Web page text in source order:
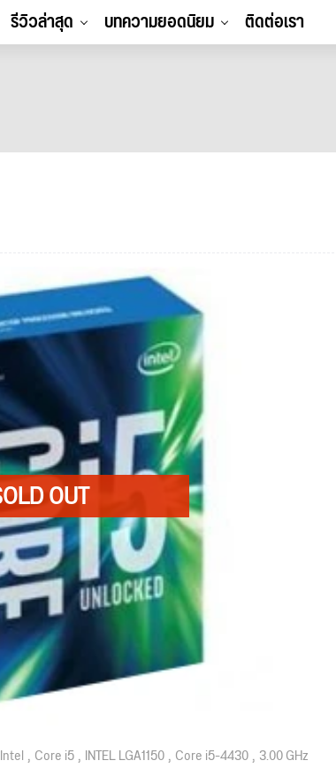
รีวิวล่าสุด บทความยอดนิยม ติดต่อเรา
Intel Core i5 INTEL LGA1150 Core i5-4430 3.00 GHz